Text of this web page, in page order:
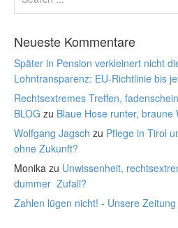
Neueste Kommentare
Später in Pension verkleinert nicht
Lohntransparenz: EU-Richtlinie bis
Rechtsextremes Treffen,
BLOG zu Blaue Hose runter, braune
Wolfgang Jagsch zu Pflege in Tirol
ohne Zukunft?
Monika zu Unwissenheit,
dummer Zufall?
Zahlen lügen nicht! - Unsere Zeitung